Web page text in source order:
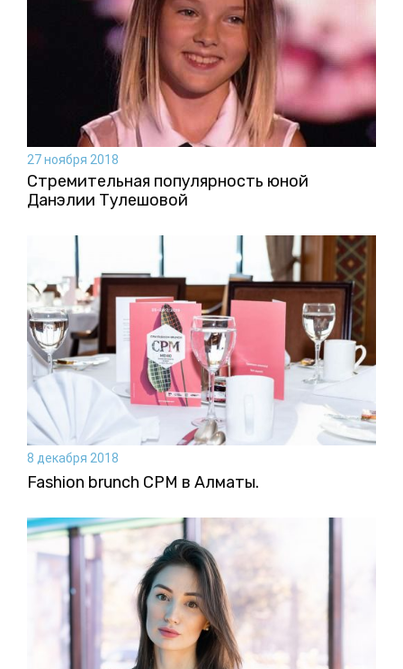
27 ноября 2018
Стремительная популярность юной
Данэлии Тулешовой
8 декабря 2018
Fashion brunch CPM в Алматы.